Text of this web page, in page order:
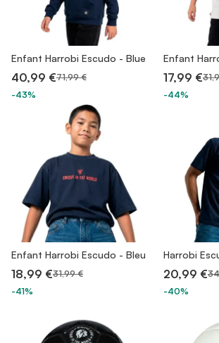
Enfant Harrobi Escudo - Blue
40,99 €71,99 €
-43%
Enfant
17,99 €
-44%
Enfant Harrobi Escudo - Bleu
18,99 €31,99 €
-41%
Harrobi
20,99 €
-40%